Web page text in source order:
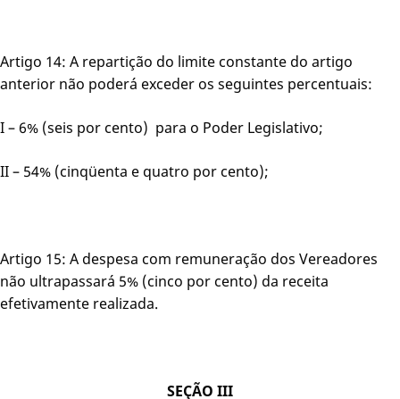
Artigo 14: A repartição do limite constante do artigo
anterior não poderá exceder os seguintes percentuais:
I – 6% (seis por cento) para o Poder Legislativo;
II – 54% (cinqüenta e quatro por cento);
Artigo 15: A despesa com remuneração dos Vereadores
não ultrapassará 5% (cinco por cento) da receita
efetivamente realizada.
SEÇÃO III